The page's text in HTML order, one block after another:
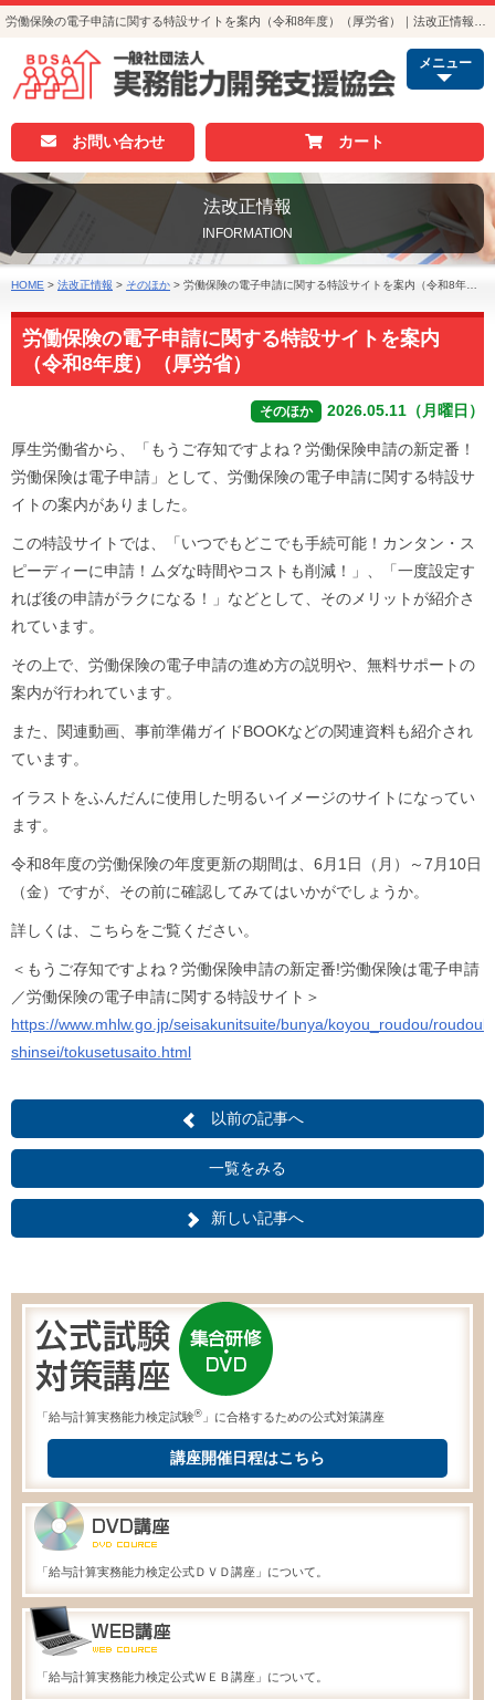
メニュー
お問い合わせ カート
法改正情報
INFORMATION
HOME > 法改正情報 > そのほか > 労働保険の電子申請に関する特設サイトを案内（令和8年度）（厚労省）
労働保険の電子申請に関する特設サイトを案内
（令和8年度）（厚労省）
そのほか 2026.05.11（月曜日）
厚生労働省から、「もうご存知ですよね？労働保険申請の新定番！
労働保険は電子申請」として、労働保険の電子申請に関する特設サ
イトの案内がありました。
この特設サイトでは、「いつでもどこでも手続可能！カンタン・ス
ピーディーに申請！ムダな時間やコストも削減！」、「一度設定す
れば後の申請がラクになる！」などとして、そのメリットが紹介さ
れています。
その上で、労働保険の電子申請の進め方の説明や、無料サポートの
案内が行われています。
また、関連動画、事前準備ガイドBOOKなどの関連資料も紹介され
ています。
イラストをふんだんに使用した明るいイメージのサイトになってい
ます。
令和8年度の労働保険の年度更新の期間は、6月1日（月）～7月10日
（金）ですが、その前に確認してみてはいかがでしょうか。
詳しくは、こちらをご覧ください。
＜もうご存知ですよね？労働保険申請の新定番!労働保険は電子申請
／労働保険の電子申請に関する特設サイト＞
https://www.mhlw.go.jp/seisakunitsuite/bunya/koyou_roudou/
shinsei/tokusetusaito.html
以前の記事へ
一覧をみる
新しい記事へ
「給与計算実務能力検定試験® 」に合格するための公式対策講座
講座開催日程はこちら
「給与計算実務能力検定公式ＤＶＤ講座」について。
「給与計算実務能力検定公式ＷＥＢ講座」について。